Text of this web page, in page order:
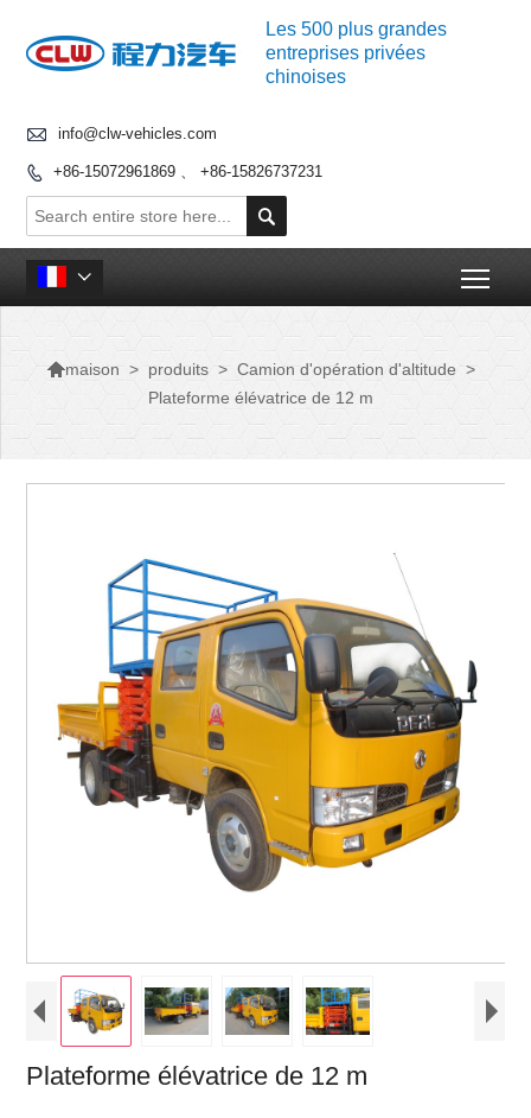
Les 500 plus grandes
entreprises privées
chinoises
 info@clw-vehicles.com
 +86-15072961869 、 +86-15826737231


maison > produits > Camion d'opération d'altitude >
Plateforme élévatrice de 12 m
Plateforme élévatrice de 12 m